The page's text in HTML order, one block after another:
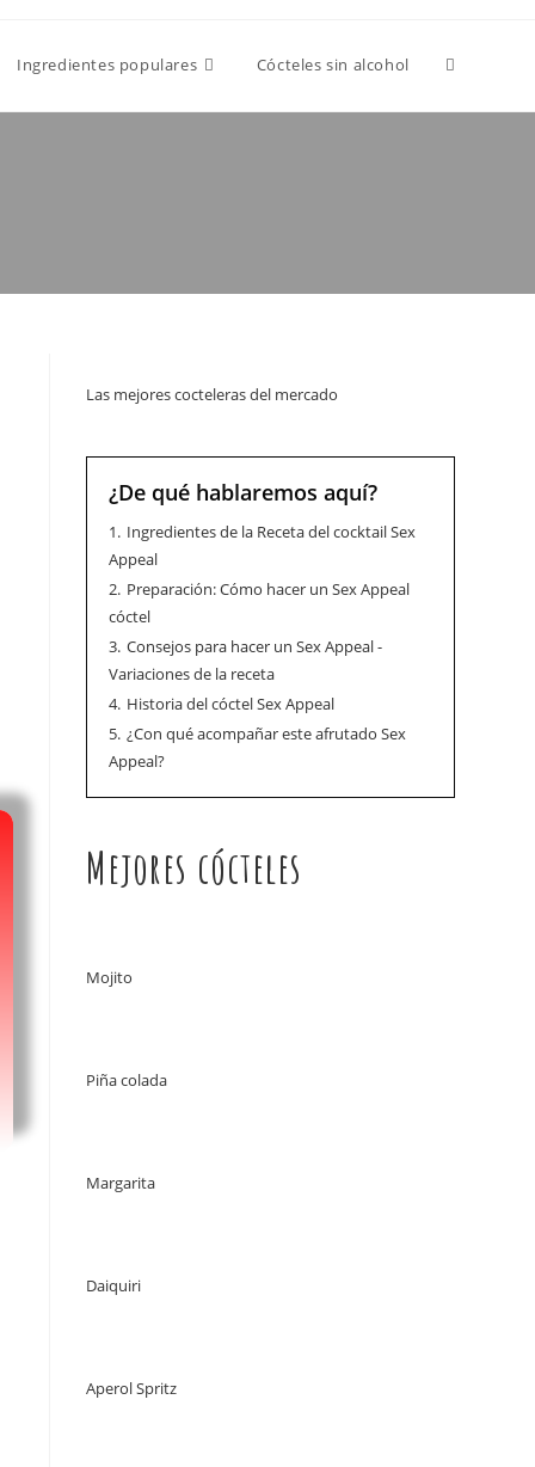
Ingredientes populares Cócteles sin alcohol
Las mejores cocteleras del mercado
¿De qué hablaremos aquí?
1. Ingredientes de la Receta del cocktail Sex
Appeal
2. Preparación: Cómo hacer un Sex Appeal
cóctel
3. Consejos para hacer un Sex Appeal -
Variaciones de la receta
4. Historia del cóctel Sex Appeal
5. ¿Con qué acompañar este afrutado Sex
Appeal?
Mejores cócteles
Mojito
Piña colada
Margarita
Daiquiri
Aperol Spritz